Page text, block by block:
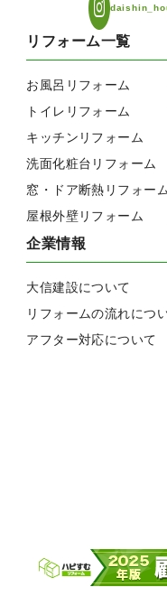
リフォーム一覧
お風呂リフォーム
トイレリフォーム
キッチンリフォーム
洗面化粧台リフォーム
窓・ドア断熱リフォー
屋根外壁リフォーム
企業情報
大信建設について
リフォームの流れにつ
アフター対応について